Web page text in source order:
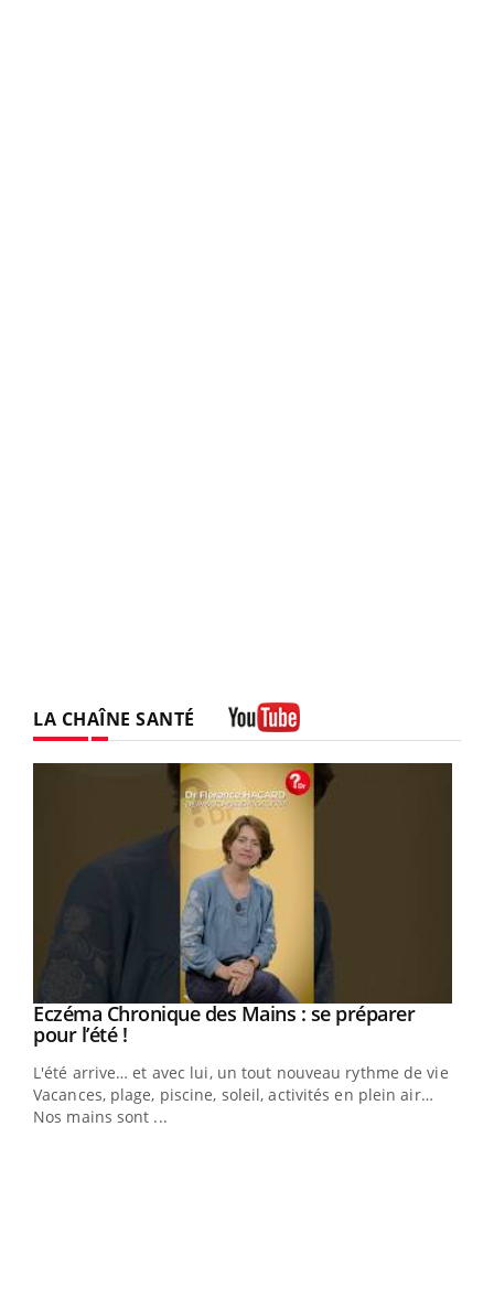
LA CHAÎNE SANTÉ
Youtube
Eczéma Chronique des Mains : se préparer
pour l’été !Youtube
L'été arrive… et avec lui, un tout nouveau rythme de vie !
Vacances, plage, piscine, soleil, activités en plein air…
Nos mains sont ...